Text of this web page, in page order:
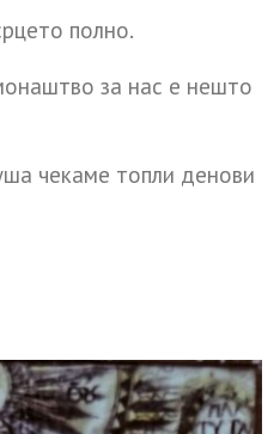
полно.
за нас е нешто
чекаме топли денови